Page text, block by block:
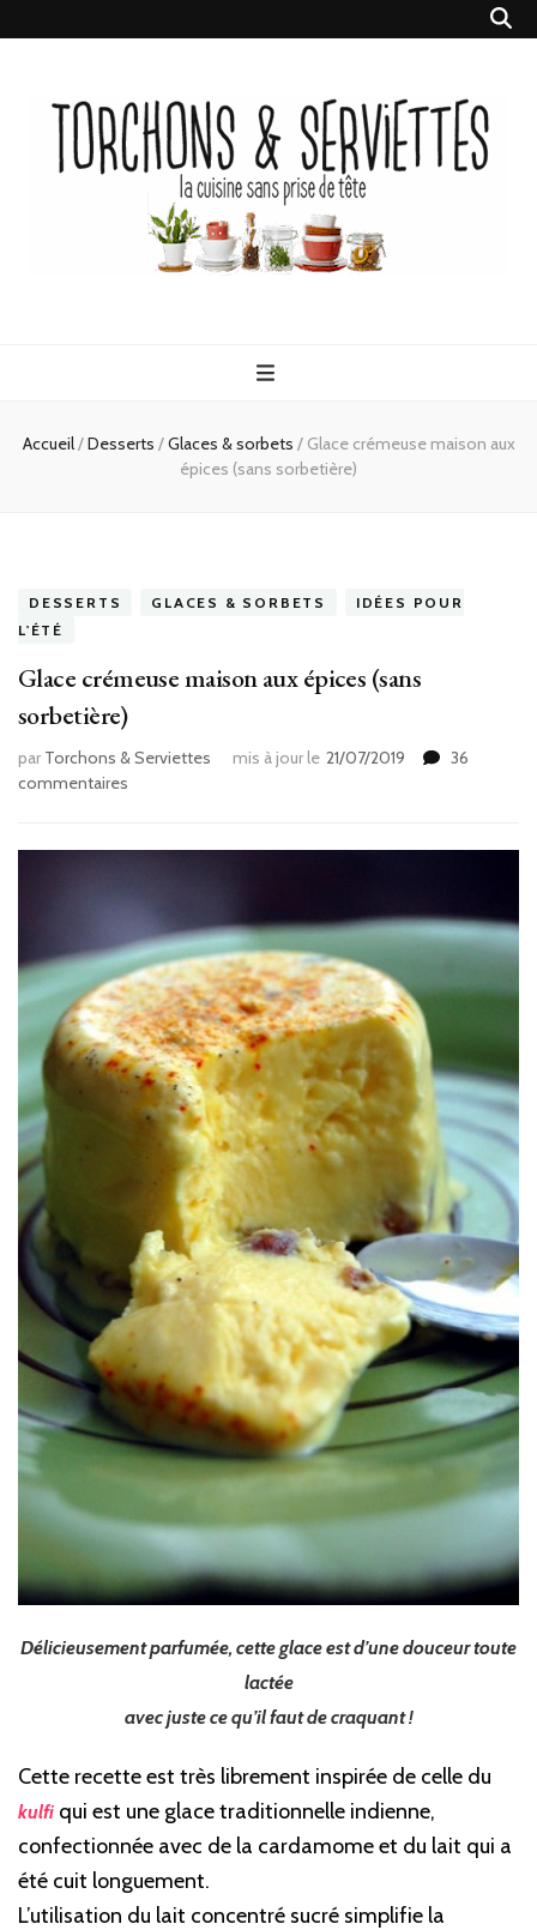
Serviettes
Accueil/Desserts /Glaces & sorbets / Glace crémeuse maison aux
épices (sans sorbetière)
DESSERTS GLACES & SORBETS
IDÉES POUR
L'ÉTÉ
Glace crémeuse maison aux épices (sans
sorbetière)
par Torchons & Serviettes mis à jour le 21/07/2019
36
commentaires
maison
(sans
sorbetière)
Délicieusement parfumée, cette glace est d’une douceur toute
lactée
avec juste ce qu’il faut de craquant !
Cette recette est très librement inspirée de celle du
kulfi qui est une glace traditionnelle indienne,
confectionnée avec de la cardamome et du lait qui a
été cuit longuement.
L’utilisation du lait concentré sucré simplifie la